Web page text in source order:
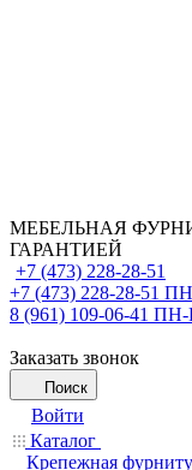
МЕБЕЛЬНАЯ
ГАРАНТИЕЙ
+7 (473) 228-28-51
+7 (473) 228-28-51
8 (961) 109-06-41 ПН-
Заказать звонок
Поиск
Войти
Каталог
Крепежная